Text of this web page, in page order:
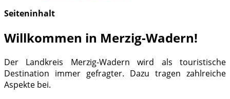
Seiteninhalt
Willkommen in Merzig-Wadern!
Der Landkreis Merzig-Wadern wird als touristische
Destination immer gefragter. Dazu tragen zahlreiche
Aspekte bei.